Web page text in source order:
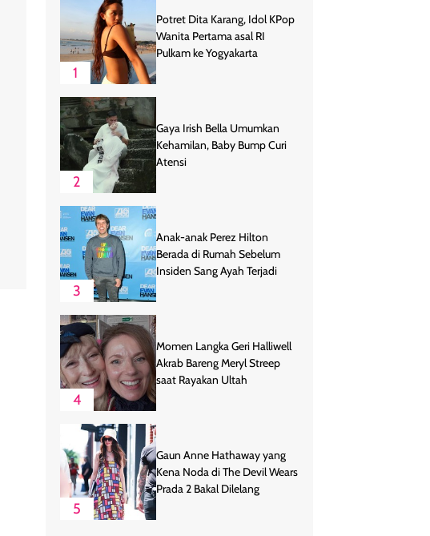
1
Potret Dita Karang, Idol KPop
Wanita Pertama asal RI
Pulkam ke Yogyakarta
2
Gaya Irish Bella Umumkan
Kehamilan, Baby Bump Curi
Atensi
3
Anak-anak Perez Hilton
Berada di Rumah Sebelum
Insiden Sang Ayah Terjadi
4
Momen Langka Geri Halliwell
Akrab Bareng Meryl Streep
saat Rayakan Ultah
5
Gaun Anne Hathaway yang
Kena Noda di The Devil Wears
Prada 2 Bakal Dilelang